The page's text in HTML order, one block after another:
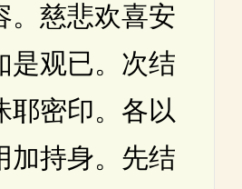
。慈悲欢喜安
是观已。次结
耶密印。各以
加持身。先结